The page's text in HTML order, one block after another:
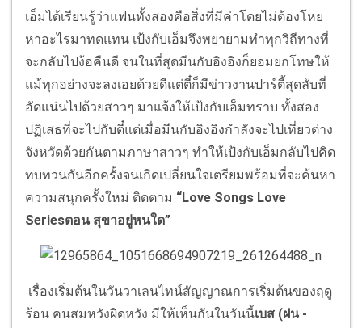
เอ็มได้เรียนรู้ว่าแฟนทั้งสองคือสิ่งที่มีค่าโดยไม่ต้องโหย
หาอะไรมาทดแทน เป้งกับเอ็มจึงพยายามทำทุกวิถีทางที่
จะกลับไปง้อคืนดี จนในที่สุดมีนกับอิงอิงก็ยอมยกโทษให้
แม้ทุกอย่างจะลงเอยด้วยดีแต่ตี๋ก็มีข่าวงานปาร์ตี้สุดลับที่
อัดแน่นไปด้วยสาวๆ มาแจ้งให้เป้งกับเอ็มทราบ ทั้งสอง
ปฏิเสธที่จะไปกับตี๋แต่เมื่อมีนกับอิงอิงกำลังจะไปเที่ยวต่าง
จังหวัดด้วยกันตามภาษาสาวๆ ทำให้เป้งกับเอ็มกลับไปคิด
ทบทวนกันอีกครั้งจนเกิดเปลี่ยนใจเตรียมพร้อมที่จะค้นหา
ความสนุกครั้งใหม่ ติดตาม “Love Songs Love
Seriesตอน สุขาอยู่หนใด”
เรื่องเริ่มต้นในวันวาเลนไทน์สัญญาณการเริ่มต้นของฤดู
ร้อน คนสมหวังผิดหวัง มีให้เห็นกันในวันนี้เบส (ฝน -